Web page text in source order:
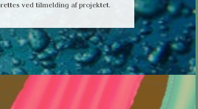
ved tilmelding af projektet.